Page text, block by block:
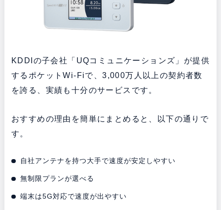
KDDIの子会社「UQコミュニケーションズ」が提供
するポケットWi-Fiで、3,000万人以上の契約者数
を誇る、実績も十分のサービスです。
おすすめの理由を簡単にまとめると、以下の通りで
す。
自社アンテナを持つ大手で速度が安定しやすい
無制限プランが選べる
端末は5G対応で速度が出やすい